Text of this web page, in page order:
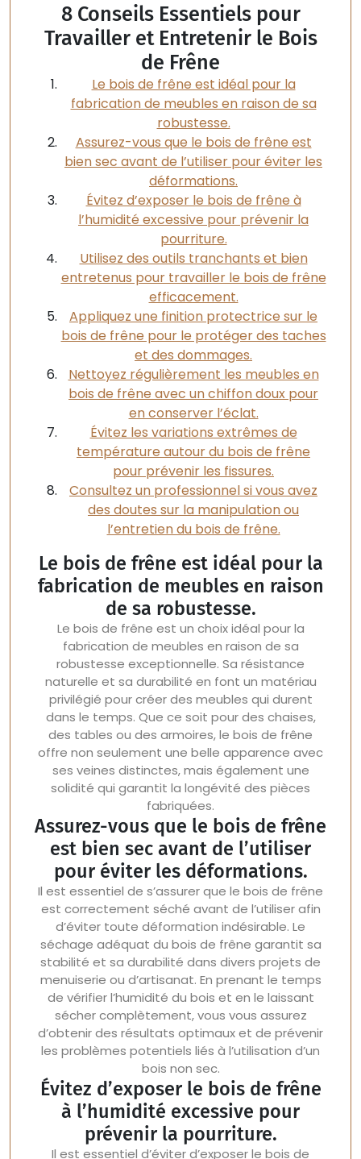
8 Conseils Essentiels pour
Travailler et Entretenir le Bois
de Frêne
Le bois de frêne est idéal pour la
fabrication de meubles en raison de sa
robustesse.
Assurez-vous que le bois de frêne est
bien sec avant de l’utiliser pour éviter les
déformations.
Évitez d’exposer le bois de frêne à
l’humidité excessive pour prévenir la
pourriture.
Utilisez des outils tranchants et bien
entretenus pour travailler le bois de frêne
efficacement.
Appliquez une finition protectrice sur le
bois de frêne pour le protéger des taches
et des dommages.
Nettoyez régulièrement les meubles en
bois de frêne avec un chiffon doux pour
en conserver l’éclat.
Évitez les variations extrêmes de
température autour du bois de frêne
pour prévenir les fissures.
Consultez un professionnel si vous avez
des doutes sur la manipulation ou
l’entretien du bois de frêne.
Le bois de frêne est idéal pour la
fabrication de meubles en raison
de sa robustesse.
Le bois de frêne est un choix idéal pour la
fabrication de meubles en raison de sa
robustesse exceptionnelle. Sa résistance
naturelle et sa durabilité en font un matériau
privilégié pour créer des meubles qui durent
dans le temps. Que ce soit pour des chaises,
des tables ou des armoires, le bois de frêne
offre non seulement une belle apparence avec
ses veines distinctes, mais également une
solidité qui garantit la longévité des pièces
fabriquées.
Assurez-vous que le bois de frêne
est bien sec avant de l’utiliser
pour éviter les déformations.
Il est essentiel de s’assurer que le bois de frêne
est correctement séché avant de l’utiliser afin
d’éviter toute déformation indésirable. Le
séchage adéquat du bois de frêne garantit sa
stabilité et sa durabilité dans divers projets de
menuiserie ou d’artisanat. En prenant le temps
de vérifier l’humidité du bois et en le laissant
sécher complètement, vous vous assurez
d’obtenir des résultats optimaux et de prévenir
les problèmes potentiels liés à l’utilisation d’un
bois non sec.
Évitez d’exposer le bois de frêne
à l’humidité excessive pour
prévenir la pourriture.
Il est essentiel d’éviter d’exposer le bois de